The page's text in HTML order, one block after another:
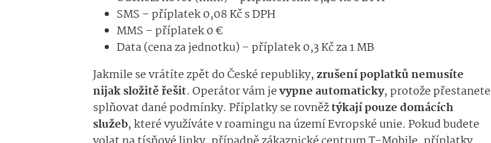
SMS – příplatek 0,08 Kč s DPH
MMS – příplatek 0 €
Data (cena za jednotku) – příplatek 0,3 Kč za 1 MB
Jakmile se vrátíte zpět do České republiky,zrušení poplatků nemusíte
nijak složitě řešit. Operátor vám jevypne automaticky, protože přestanete
splňovat dané podmínky. Příplatky se rovněžtýkají pouze domácích
služeb, které využíváte v roamingu na území Evropské unie. Pokud budete